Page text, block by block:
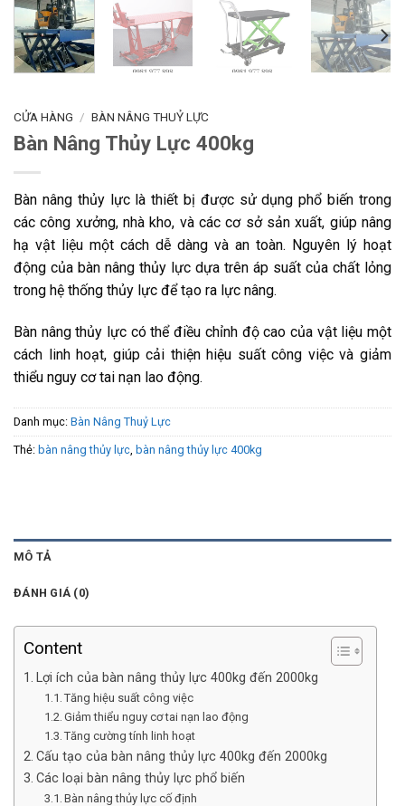
CỬA HÀNG / BÀN NÂNG THUỶ LỰC
Bàn Nâng Thủy Lực 400kg
Bàn nâng thủy lực là thiết bị được sử dụng phổ biến trong
các công xưởng, nhà kho, và các cơ sở sản xuất, giúp nâng
hạ vật liệu một cách dễ dàng và an toàn. Nguyên lý hoạt
động của bàn nâng thủy lực dựa trên áp suất của chất lỏng
trong hệ thống thủy lực để tạo ra lực nâng.
Bàn nâng thủy lực có thể điều chỉnh độ cao của vật liệu một
cách linh hoạt, giúp cải thiện hiệu suất công việc và giảm
thiểu nguy cơ tai nạn lao động.
Danh mục: Bàn Nâng Thuỷ Lực
Thẻ: bàn nâng thủy lực bàn nâng thủy lực 400kg
MÔ TẢ
ĐÁNH GIÁ (0)
Content
Lợi ích của bàn nâng thủy lực 400kg đến 2000kg
Tăng hiệu suất công việc
Giảm thiểu nguy cơ tai nạn lao động
Tăng cường tính linh hoạt
Cấu tạo của bàn nâng thủy lực 400kg đến 2000kg
Các loại bàn nâng thủy lực phổ biến
Bàn nâng thủy lực cố định